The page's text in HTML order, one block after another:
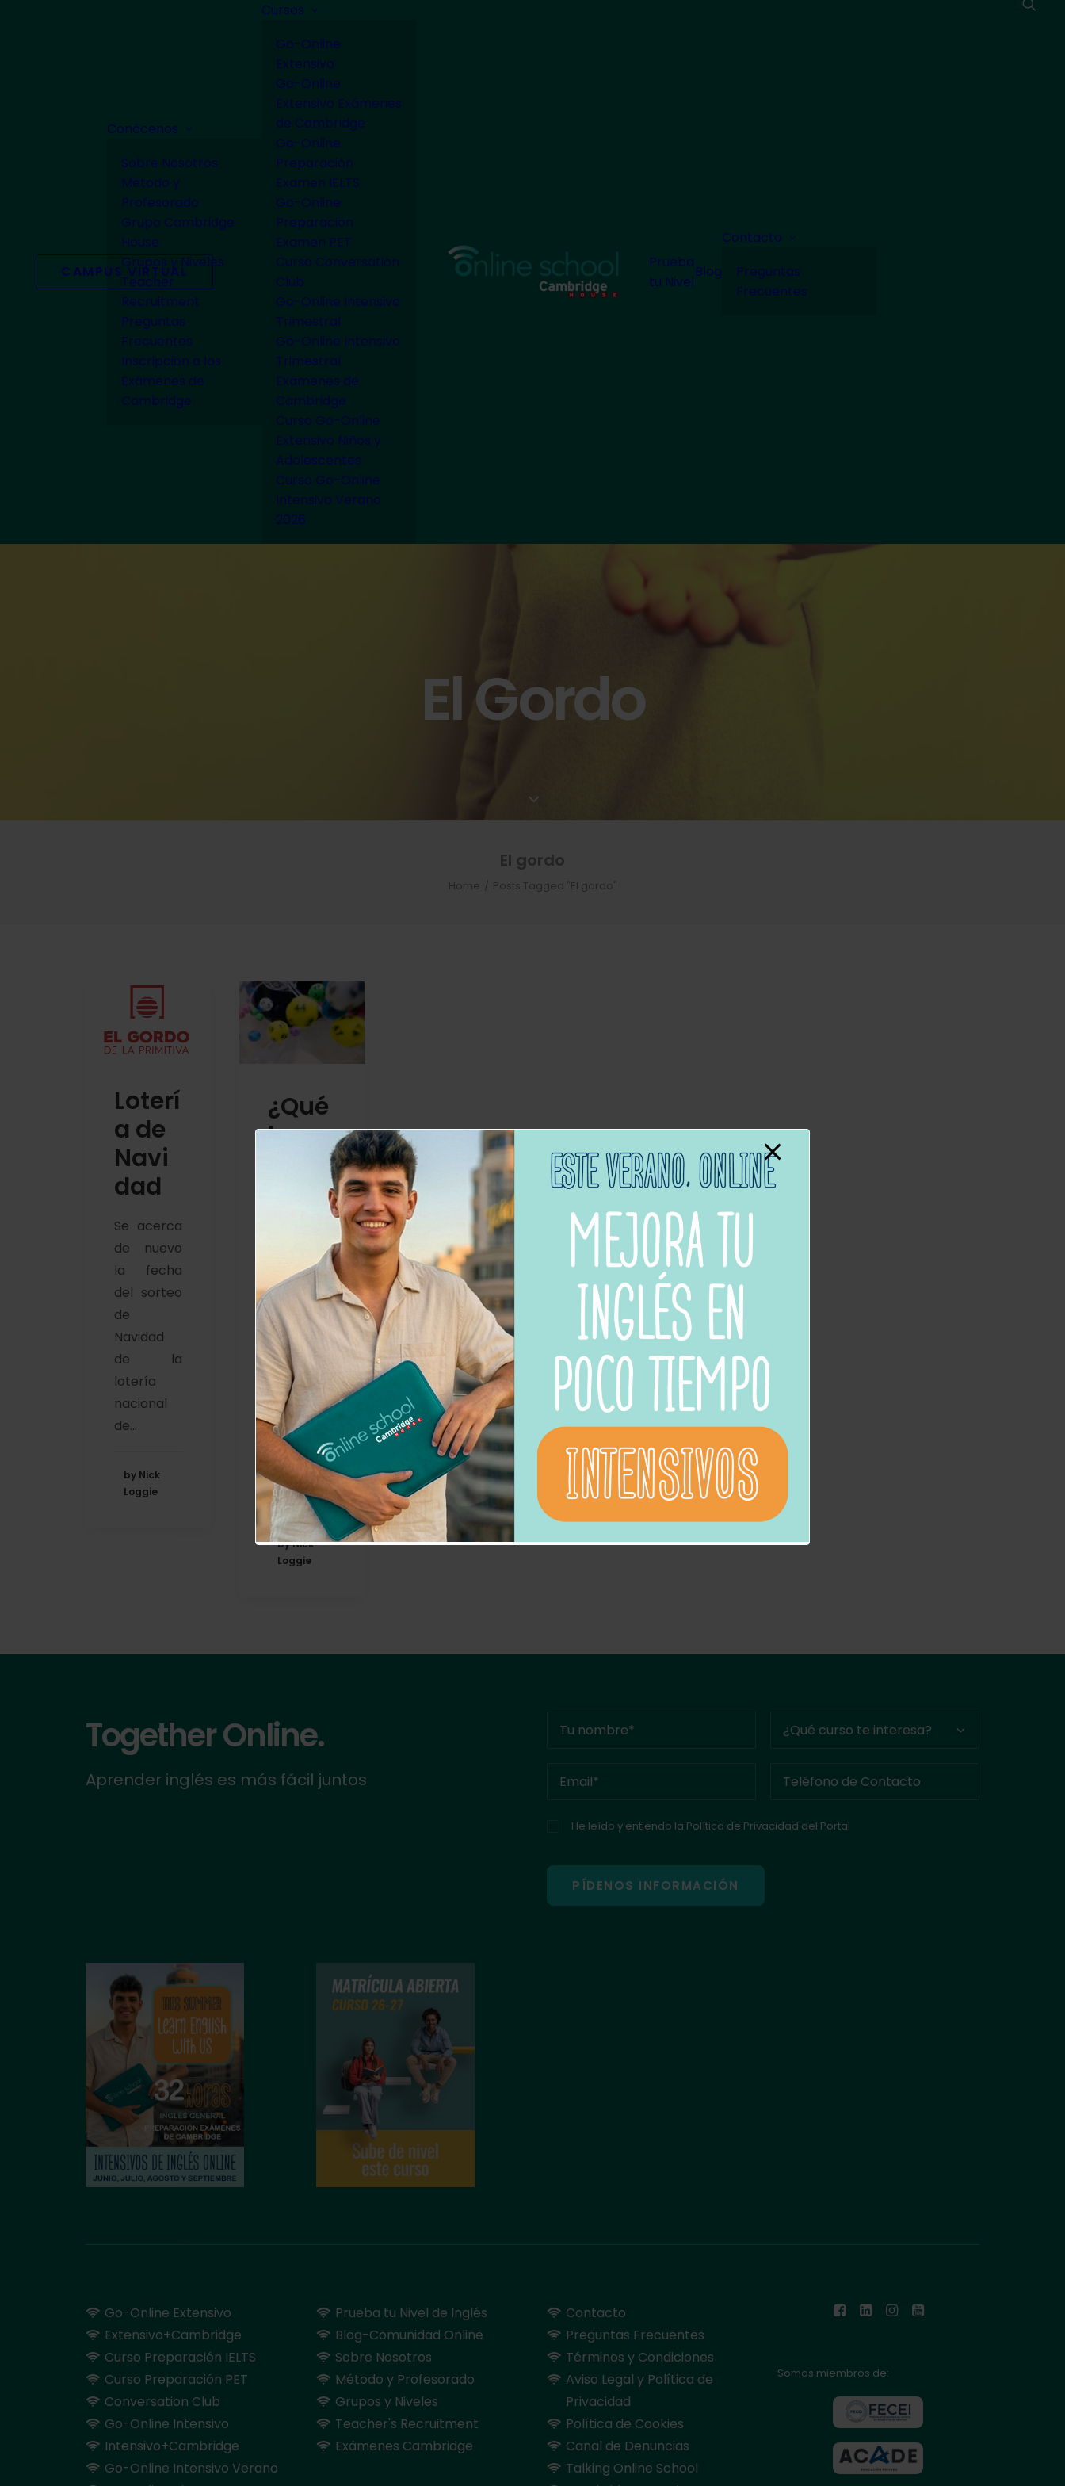
CAMPUS VIRTUAL
Conócenos
Sobre Nosotros
Método y
Profesorado
Grupo Cambridge
House
Grupos y Niveles
Teacher
Recruitment
Preguntas
Frecuentes
Inscripción a los
Exámenes de
Cambridge
Cursos
Go-Online
Extensivo
Go-Online
Extensivo Exámenes
de Cambridge
Go-Online
Preparación
Examen IELTS
Go-Online
Preparación
Examen PET
Curso Conversation
Club
Go-Online Intensivo
Trimestral
Go-Online Intensivo
Trimestral
Exámenes de
Cambridge
Curso Go-Online
Extensivo Niños y
Adolescentes
Curso Go-Online
Intensivo Verano
2026
Prueba
tu Nivel
Blog
Contacto
Preguntas
Frecuentes
El Gordo
El gordo
Home Posts Tagged "El gordo"
Loterí
a de
Navi
dad
Se acerca
de nuevo
la fecha
del sorteo
de
Navidad
de la
lotería
nacional
de…
by Nick
Loggie
¿Qué
hace
gana
loterí
a?
Se acerca
la fecha
mágica
del 22 de
diciembre
cuando en
España
sabremos
si…
by Nick
Loggie
Together Online.
Aprender inglés es más fácil juntos
He leído y entiendo la Política de Privacidad del Portal
Go-Online Extensivo
Extensivo+Cambridge
Curso Preparación IELTS
Curso Preparación PET
Conversation Club
Go-Online Intensivo
Intensivo+Cambridge
Go-Online Intensivo Verano
Prueba tu Nivel de Inglés
Blog-Comunidad Online
Sobre Nosotros
Método y Profesorado
Grupos y Niveles
Teacher's Recruitment
Exámenes Cambridge
Contacto
Preguntas Frecuentes
Términos y Condiciones
Aviso Legal y Política de
Privacidad
Política de Cookies
Canal de Denuncias
Talking Online School
Somos miembros de: